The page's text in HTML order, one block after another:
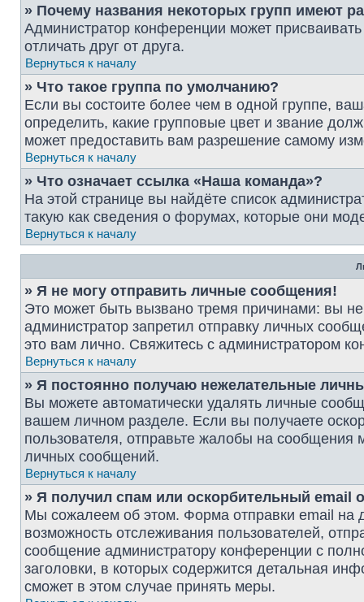
» Почему названия некоторых групп имеют
Администратор конференции может
отличать друг от друга.
Вернуться к началу
» Что такое группа по умолчанию?
Если вы состоите более чем в одной группе,
определить, какие групповые цвет и звание
может предоставить вам разрешение самому
Вернуться к началу
» Что означает ссылка «Наша команда»?
На этой странице вы найдёте список
такую как сведения о форумах, которые они
Вернуться к началу
» Я не могу отправить личные сообщения!
Это может быть вызвано тремя причинами: вы
администратор запретил отправку личных
это вам лично. Свяжитесь с администратором
Вернуться к началу
» Я постоянно получаю нежелательные
Вы можете автоматически удалять личные
вашем личном разделе. Если вы получаете
пользователя, отправьте жалобы на сообщения
личных сообщений.
Вернуться к началу
» Я получил спам или оскорбительный email
Мы сожалеем об этом. Форма отправки email на
возможность отслеживания пользователей,
сообщение администратору конференции с
заголовки, в которых содержится детальная
сможет в этом случае принять меры.